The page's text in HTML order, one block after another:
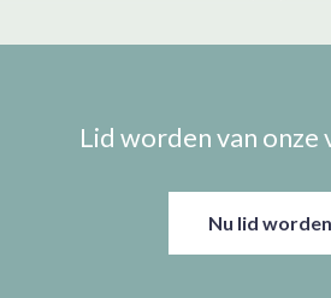
Lid worden van onze
Nu lid worden